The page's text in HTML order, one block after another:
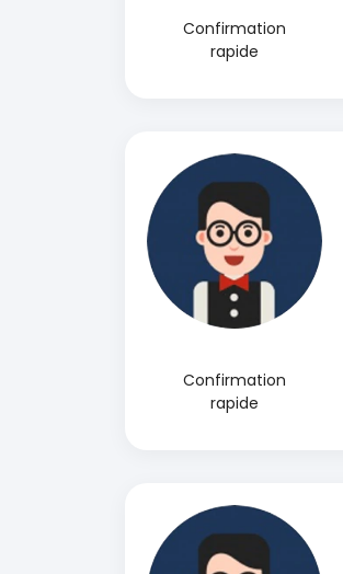
Confirmation
rapide
Confirmation
rapide